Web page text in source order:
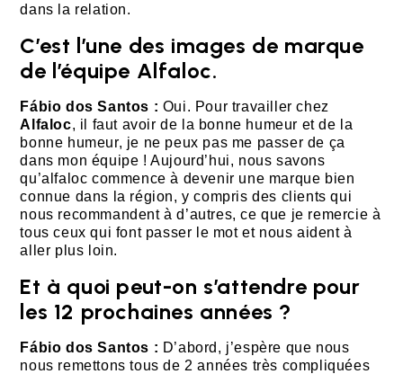
dans la relation.
C’est l’une des images de marque
de l’équipe Alfaloc.
Fábio dos Santos : Oui. Pour travailler chez
Alfaloc, il faut avoir de la bonne humeur et de la
bonne humeur, je ne peux pas me passer de ça
dans mon équipe ! Aujourd’hui, nous savons
qu’alfaloc commence à devenir une marque bien
connue dans la région, y compris des clients qui
nous recommandent à d’autres, ce que je remercie à
tous ceux qui font passer le mot et nous aident à
aller plus loin.
Et à quoi peut-on s’attendre pour
les 12 prochaines années ?
Fábio dos Santos : D’abord, j’espère que nous
nous remettons tous de 2 années très compliquées